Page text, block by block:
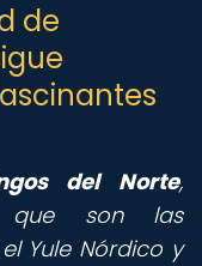
de
del Norte,
que son las
Yule Nórdico y